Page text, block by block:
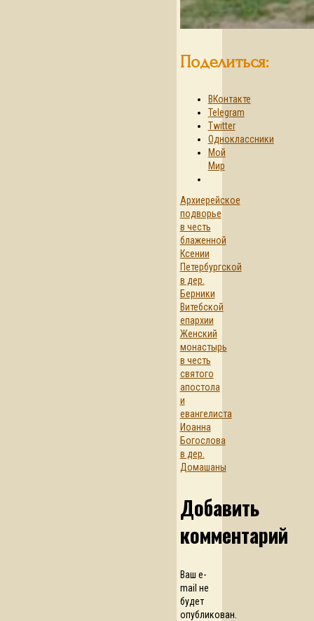
Поделиться:
ВКонтакте
Telegram
Twitter
Одноклассники
Мой
Мир
Архиерейское
подворье
в честь
блаженной
Ксении
Петербургской
в дер.
Берники
Витебской
епархии
Женский
монастырь
в честь
святого
апостола
и
евангелиста
Иоанна
Богослова
в дер.
Домашаны
Добавить
комментарий
Ваш e-
mail не
будет
опубликован.